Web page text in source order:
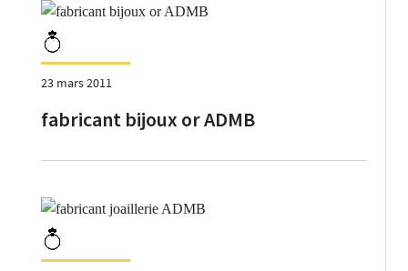
23 mars 2011
fabricant bijoux or ADMB